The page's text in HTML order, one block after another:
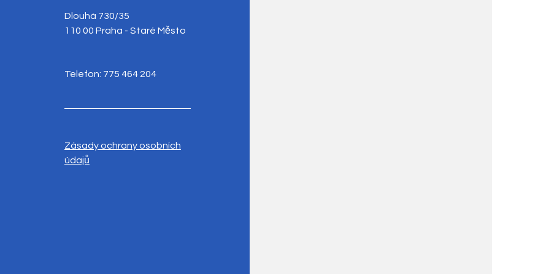
Dlouhá 730/35
110 00 Praha - Staré Město
Telefon: 775 464 204
Zásady ochrany osobních
údajů